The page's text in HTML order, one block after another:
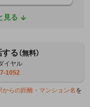
見る
する（無料）
イヤル
1052
らの距離・マンション名 を